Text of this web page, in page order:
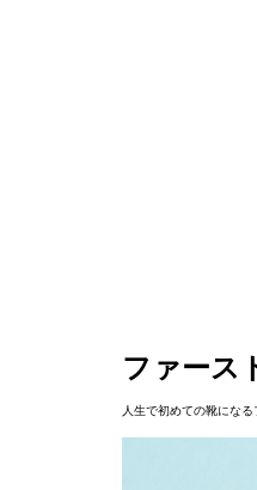
ファース
人生で初めての靴にな